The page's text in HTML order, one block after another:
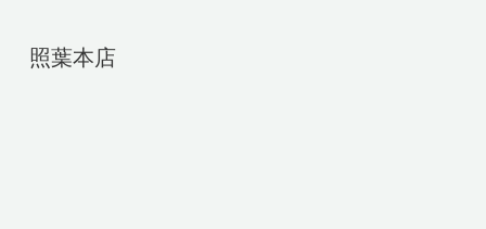
照葉本店